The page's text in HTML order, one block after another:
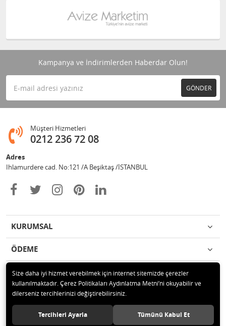
Kampanya ve İndirimlerden Haberdar Olun!
GÖNDER
Müşteri Hizmetleri
0212 236 72 08
Adres
Ihlamurdere cad. No:121 /A Beşiktaş /İSTANBUL
KURUMSAL
ÖDEME
İLETİŞİM
© 2020 Avize Marketim Tüm hakları saklıdır.
Size daha iyi hizmet verebilmek için internet sitemizde çerezler
kullanılmaktadır. Çerez Politikaları Aydınlatma Metni’ni okuyabilir ve
dilerseniz tercihlerinizi değiştirebilirsiniz.
Tercihleri Ayarla Tümünü Kabul Et